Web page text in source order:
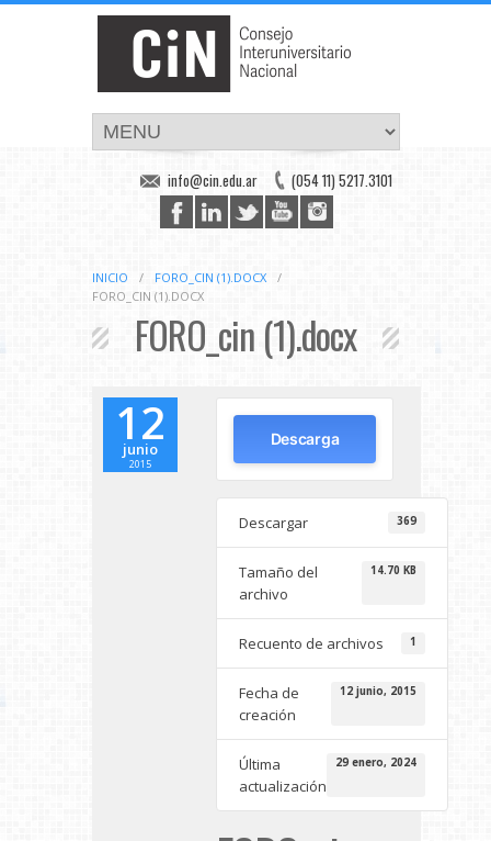
(054 11) 5217.3101
info@cin.edu.ar
INICIO / FORO_CIN (1).DOCX
/
FORO_CIN (1).DOCX
FORO_cin (1).docx
12
junio
2015
Descarga
Descargar 369
Tamaño del
archivo
14.70 KB
Recuento de archivos 1
Fecha de
creación
12 junio, 2015
Última
actualización
29 enero, 2024